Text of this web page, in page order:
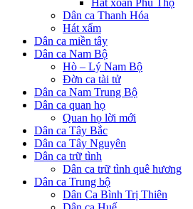
Dân ca Thanh Hóa
Hát xẩm
Dân ca miền tây
Dân ca Nam Bộ
Hò – Lý Nam Bộ
Đờn ca tài tử
Dân ca Nam Trung Bộ
Dân ca quan họ
Quan họ lời mới
Dân ca Tây Bắc
Dân ca Tây Nguyên
Dân ca trữ tình
Dân ca trữ tình quê hương
Dân ca Trung bộ
Dân Ca Bình Trị Thiên